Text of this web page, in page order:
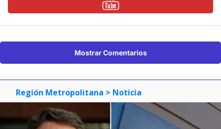
Mostrar Comentarios
Región Metropolitana > Noticia